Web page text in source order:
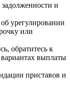
и
урегулировании
или
обратитесь к
выплаты
приставов и